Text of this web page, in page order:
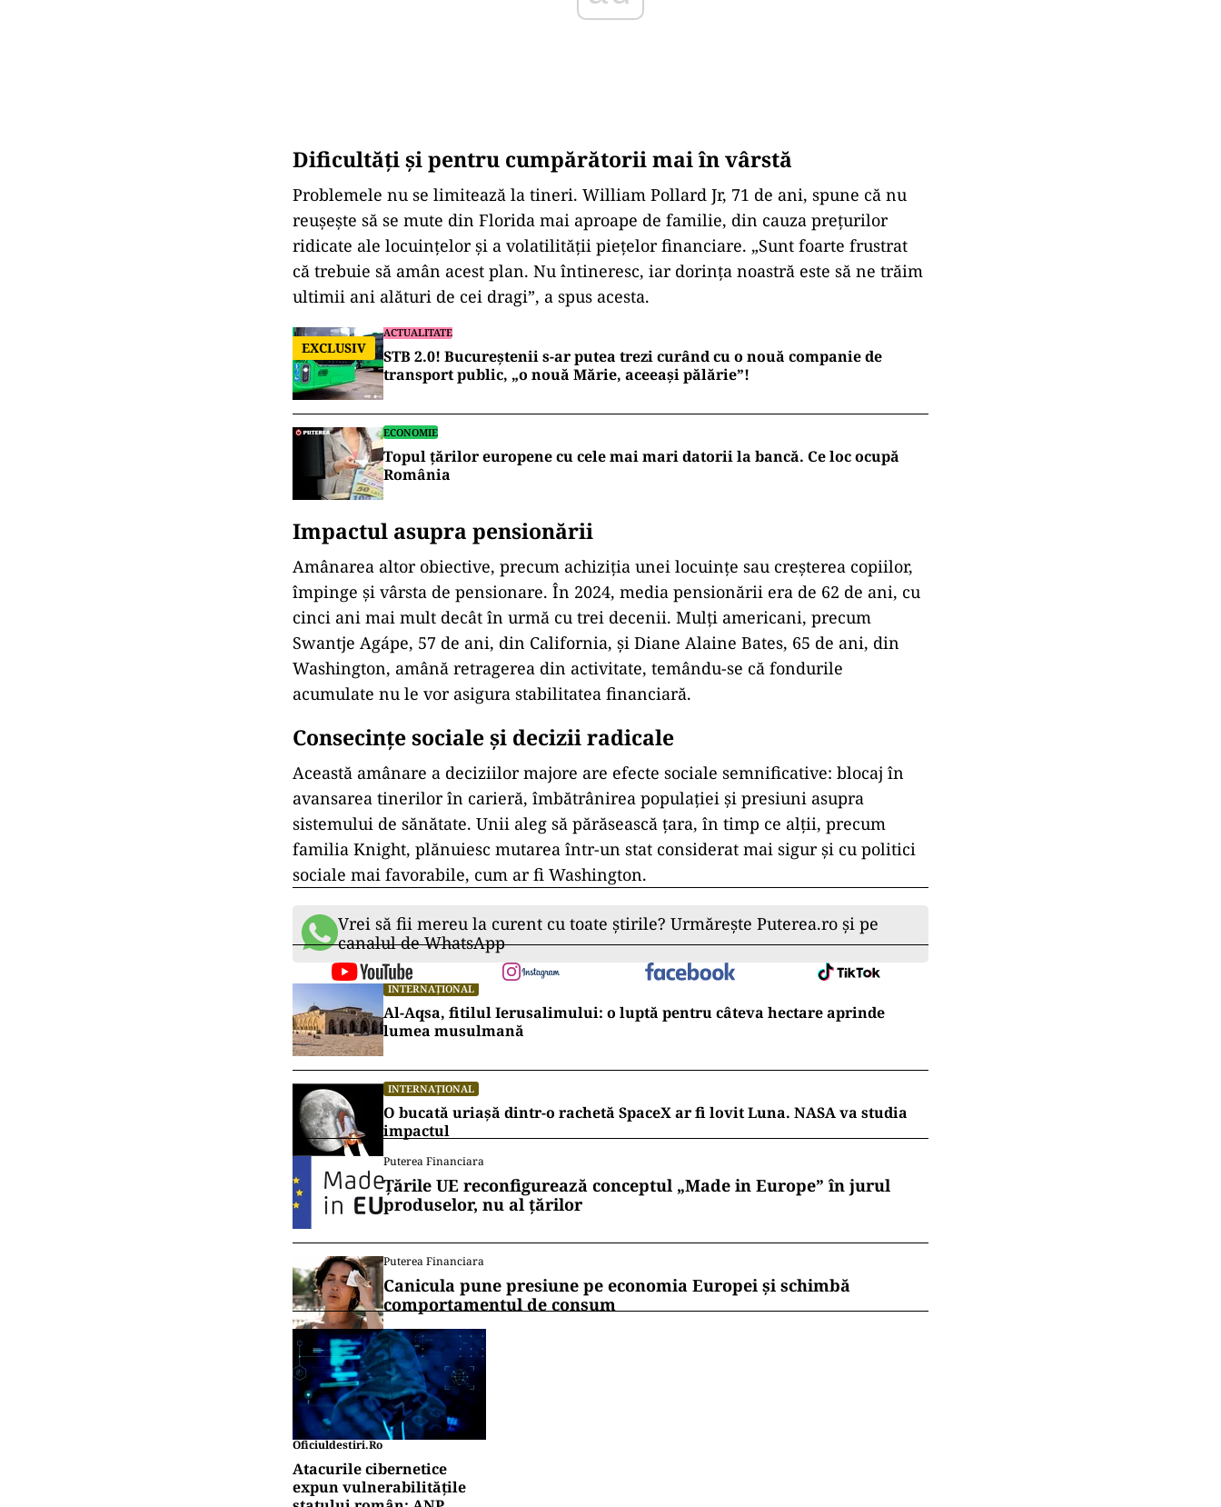
Dificultăți și pentru cumpărătorii mai în vârstă
Problemele nu se limitează la tineri. William Pollard Jr, 71 de ani, spune că nu
reușește să se mute din Florida mai aproape de familie, din cauza prețurilor
ridicate ale locuințelor și a volatilității piețelor financiare. „Sunt foarte frustrat
că trebuie să amân acest plan. Nu întineresc, iar dorința noastră este să ne trăim
ultimii ani alături de cei dragi”, a spus acesta.
EXCLUSIV
ACTUALITATE
STB 2.0! Bucureștenii s-ar putea trezi curând cu o nouă companie de
transport public, „o nouă Mărie, aceeași pălărie”!
ECONOMIE
Topul țărilor europene cu cele mai mari datorii la bancă. Ce loc ocupă
România
Impactul asupra pensionării
Amânarea altor obiective, precum achiziția unei locuințe sau creșterea copiilor,
împinge și vârsta de pensionare. În 2024, media pensionării era de 62 de ani, cu
cinci ani mai mult decât în urmă cu trei decenii. Mulți americani, precum
Swantje Agápe, 57 de ani, din California, și Diane Alaine Bates, 65 de ani, din
Washington, amână retragerea din activitate, temându-se că fondurile
acumulate nu le vor asigura stabilitatea financiară.
Consecințe sociale și decizii radicale
Această amânare a deciziilor majore are efecte sociale semnificative: blocaj în
avansarea tinerilor în carieră, îmbătrânirea populației și presiuni asupra
sistemului de sănătate. Unii aleg să părăsească țara, în timp ce alții, precum
familia Knight, plănuiesc mutarea într-un stat considerat mai sigur și cu politici
sociale mai favorabile, cum ar fi Washington.
Vrei să fii mereu la curent cu toate știrile? Urmărește Puterea.ro și pe
canalul de WhatsApp
INTERNAȚIONAL
Al-Aqsa, fitilul Ierusalimului: o luptă pentru câteva hectare aprinde
lumea musulmană
INTERNAȚIONAL
O bucată uriașă dintr-o rachetă SpaceX ar fi lovit Luna. NASA va studia
impactul
Puterea Financiara
Țările UE reconfigurează conceptul „Made in Europe” în jurul
produselor, nu al țărilor
Puterea Financiara
Canicula pune presiune pe economia Europei și schimbă
comportamentul de consum
Oficiuldestiri.ro
Atacurile cibernetice
expun vulnerabilitățile